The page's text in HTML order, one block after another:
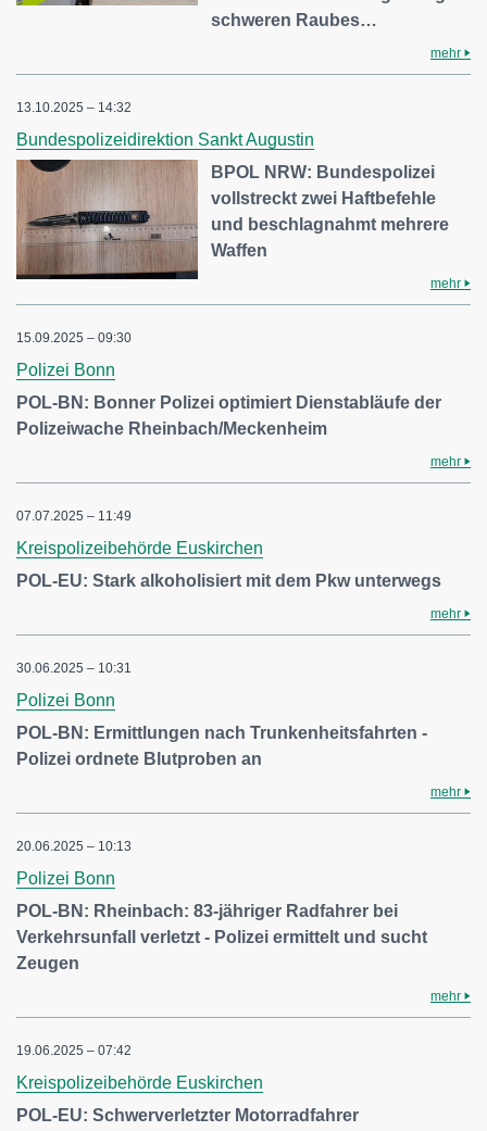
schweren Raubes…
mehr
13.10.2025 – 14:32
Bundespolizeidirektion Sankt Augustin
BPOL NRW: Bundespolizei
vollstreckt zwei Haftbefehle
und beschlagnahmt mehrere
Waffen
mehr
15.09.2025 – 09:30
Polizei Bonn
POL-BN: Bonner Polizei optimiert Dienstabläufe der
Polizeiwache Rheinbach/Meckenheim
mehr
07.07.2025 – 11:49
Kreispolizeibehörde Euskirchen
POL-EU: Stark alkoholisiert mit dem Pkw unterwegs
mehr
30.06.2025 – 10:31
Polizei Bonn
POL-BN: Ermittlungen nach Trunkenheitsfahrten -
Polizei ordnete Blutproben an
mehr
20.06.2025 – 10:13
Polizei Bonn
POL-BN: Rheinbach: 83-jähriger Radfahrer bei
Verkehrsunfall verletzt - Polizei ermittelt und sucht
Zeugen
mehr
19.06.2025 – 07:42
Kreispolizeibehörde Euskirchen
POL-EU: Schwerverletzter Motorradfahrer